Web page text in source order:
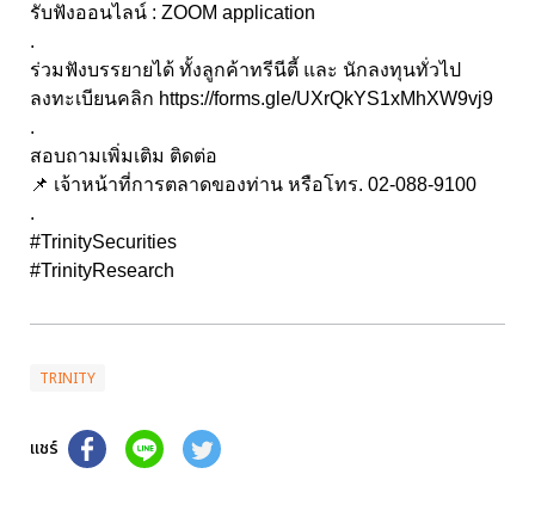
รับฟังออนไลน์ : ZOOM application
.
ร่วมฟังบรรยายได้ ทั้งลูกค้าทรีนีตี้ และ นักลงทุนทั่วไป
ลงทะเบียนคลิก https://forms.gle/UXrQkYS1xMhXW9vj9
.
สอบถามเพิ่มเติม ติดต่อ
📌 เจ้าหน้าที่การตลาดของท่าน หรือโทร. 02-088-9100
.
#TrinitySecurities
#TrinityResearch
TRINITY
แชร์